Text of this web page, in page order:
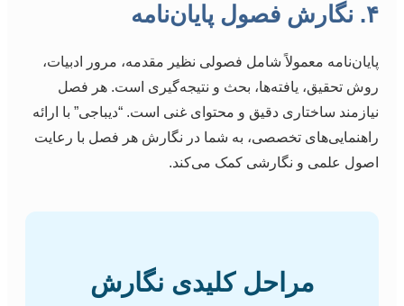
۴. نگارش فصول پایان‌نامه
پایان‌نامه معمولاً شامل فصولی نظیر مقدمه، مرور ادبیات،
روش تحقیق، یافته‌ها، بحث و نتیجه‌گیری است. هر فصل
نیازمند ساختاری دقیق و محتوای غنی است. “دیباجی” با ارائه
راهنمایی‌های تخصصی، به شما در نگارش هر فصل با رعایت
اصول علمی و نگارشی کمک می‌کند.
مراحل کلیدی نگارش